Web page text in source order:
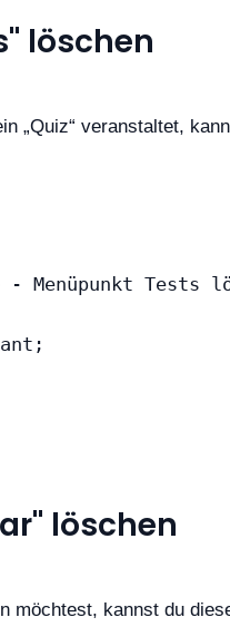
löschen
„Quiz“ veranstaltet,
Menüpunkt Tests
;
löschen
möchtest, kannst du